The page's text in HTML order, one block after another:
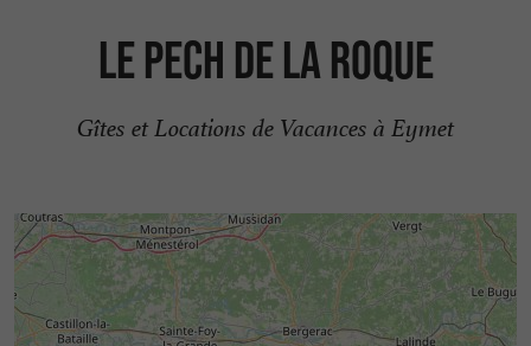
Le Pech de la Roque
Gîtes et Locations de Vacances à Eymet